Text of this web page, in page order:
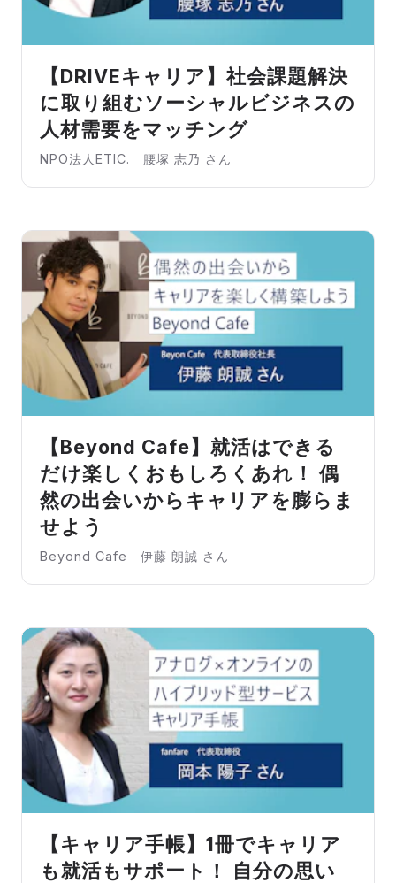
【DRIVEキャリア】社会課題解決
に取り組むソーシャルビジネスの
人材需要をマッチング
NPO法人ETIC. 腰塚 志乃 さん
【Beyond Cafe】就活はできる
だけ楽しくおもしろくあれ！ 偶
然の出会いからキャリアを膨らま
せよう
Beyond Cafe 伊藤 朗誠 さん
【キャリア手帳】1冊でキャリア
も就活もサポート！ 自分の思い